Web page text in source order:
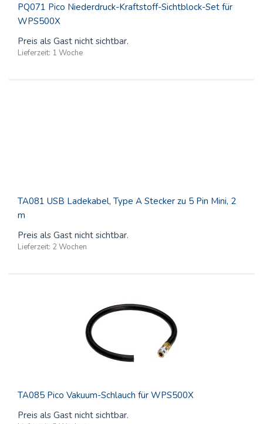
PQ071 Pico Niederdruck-Kraftstoff-Sichtblock-Set für
WPS500X
Preis als Gast nicht sichtbar.
Lieferzeit: 1 Woche
TA081 USB Ladekabel, Type A Stecker zu 5 Pin Mini, 2
m
Preis als Gast nicht sichtbar.
Lieferzeit: 2 Wochen
TA085 Pico Vakuum-Schlauch für WPS500X
Preis als Gast nicht sichtbar.